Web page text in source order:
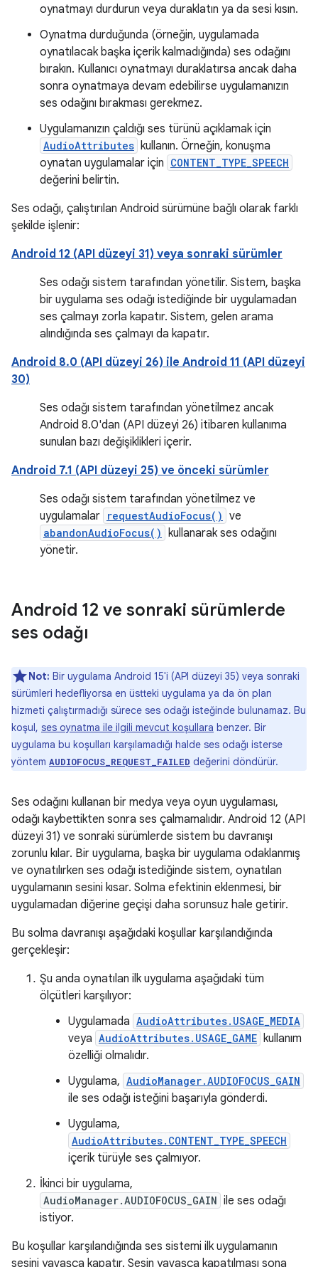
oynatmayı durdurun veya duraklatın ya da sesi kısın.
Oynatma durduğunda (örneğin, uygulamada
oynatılacak başka içerik kalmadığında) ses odağını
bırakın. Kullanıcı oynatmayı duraklatırsa ancak daha
sonra oynatmaya devam edebilirse uygulamanızın
ses odağını bırakması gerekmez.
Uygulamanızın çaldığı ses türünü açıklamak için
AudioAttributes kullanın. Örneğin, konuşma
oynatan uygulamalar için CONTENT_TYPE_SPEECH
değerini belirtin.
Ses odağı, çalıştırılan Android sürümüne bağlı olarak farklı
şekilde işlenir:
Android 12 (API düzeyi 31) veya sonraki sürümler
Ses odağı sistem tarafından yönetilir. Sistem, başka
bir uygulama ses odağı istediğinde bir uygulamadan
ses çalmayı zorla kapatır. Sistem, gelen arama
alındığında ses çalmayı da kapatır.
Android 8.0 (API düzeyi 26) ile Android 11 (API düzeyi
30)
Ses odağı sistem tarafından yönetilmez ancak
Android 8.0'dan (API düzeyi 26) itibaren kullanıma
sunulan bazı değişiklikleri içerir.
Android 7.1 (API düzeyi 25) ve önceki sürümler
Ses odağı sistem tarafından yönetilmez ve
uygulamalar requestAudioFocus() ve
abandonAudioFocus() kullanarak ses odağını
yönetir.
Android 12 ve sonraki sürümlerde
ses odağı
Not: Bir uygulama Android 15'i (API düzeyi 35) veya sonraki
sürümleri hedefliyorsa en üstteki uygulama ya da ön plan
hizmeti çalıştırmadığı sürece ses odağı isteğinde bulunamaz. Bu
koşul, ses oynatma ile ilgili mevcut koşullara benzer. Bir
uygulama bu koşulları karşılamadığı halde ses odağı isterse
yöntem AUDIOFOCUS_REQUEST_FAILED değerini döndürür.
Ses odağını kullanan bir medya veya oyun uygulaması,
odağı kaybettikten sonra ses çalmamalıdır. Android 12 (API
düzeyi 31) ve sonraki sürümlerde sistem bu davranışı
zorunlu kılar. Bir uygulama, başka bir uygulama odaklanmış
ve oynatılırken ses odağı istediğinde sistem, oynatılan
uygulamanın sesini kısar. Solma efektinin eklenmesi, bir
uygulamadan diğerine geçişi daha sorunsuz hale getirir.
Bu solma davranışı aşağıdaki koşullar karşılandığında
gerçekleşir:
Şu anda oynatılan ilk uygulama aşağıdaki tüm
ölçütleri karşılıyor:
Uygulamada AudioAttributes.USAGE_MEDIA
veya AudioAttributes.USAGE_GAME kullanım
özelliği olmalıdır.
Uygulama, AudioManager.AUDIOFOCUS_GAIN
ile ses odağı isteğini başarıyla gönderdi.
Uygulama,
AudioAttributes.CONTENT_TYPE_SPEECH
içerik türüyle ses çalmıyor.
İkinci bir uygulama,
AudioManager.AUDIOFOCUS_GAIN ile ses odağı
istiyor.
Bu koşullar karşılandığında ses sistemi ilk uygulamanın
sesini yavaşça kapatır. Sesin yavaşça kapatılması sona